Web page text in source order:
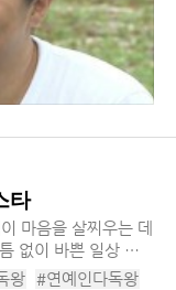
타
마음을 살찌우는 데
없이 바쁜 일상 속
다. 그런데, 분초까
왕 #연예인다독왕